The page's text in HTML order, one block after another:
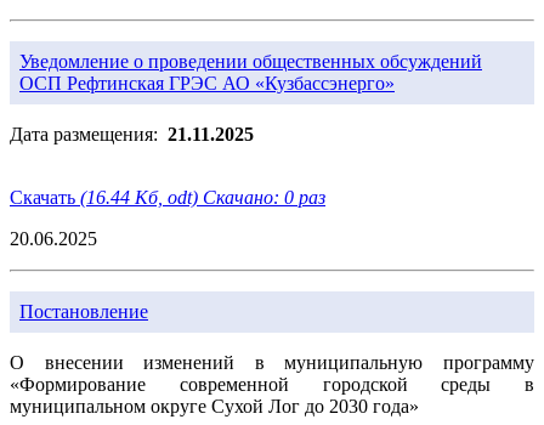
Уведомление о проведении общественных обсуждений
ОСП Рефтинская ГРЭС АО «Кузбассэнерго»
Дата размещения: 21.11.2025
Скачать (16.44 Кб, odt) Скачано: 0 раз
20.06.2025
Постановление
О внесении изменений в муниципальную программу
«Формирование современной городской среды в
муниципальном округе Сухой Лог до 2030 года»